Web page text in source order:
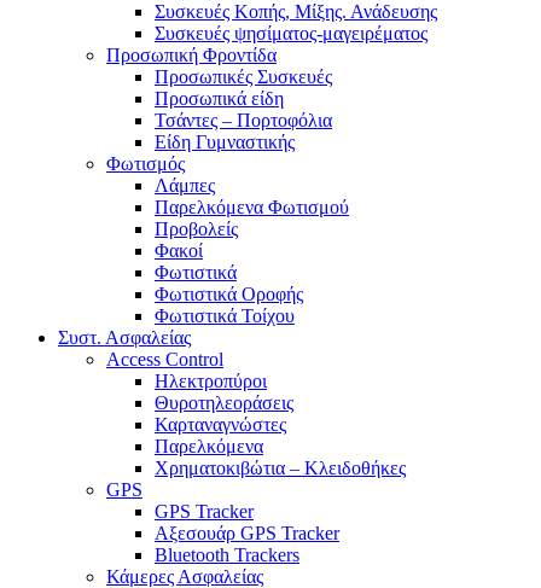
Συσκευές Κοπής, Μίξης. Ανάδευσης
Συσκευές ψησίματος-μαγειρέματος
Προσωπική Φροντίδα
Προσωπικές Συσκευές
Προσωπικά είδη
Τσάντες – Πορτοφόλια
Είδη Γυμναστικής
Φωτισμός
Λάμπες
Παρελκόμενα Φωτισμού
Προβολείς
Φακοί
Φωτιστικά
Φωτιστικά Οροφής
Φωτιστικά Τοίχου
Συστ. Ασφαλείας
Access Control
Ηλεκτροπύροι
Θυροτηλεοράσεις
Καρταναγνώστες
Παρελκόμενα
Χρηματοκιβώτια – Κλειδοθήκες
GPS
GPS Tracker
Αξεσουάρ GPS Tracker
Bluetooth Trackers
Κάμερες Ασφαλείας